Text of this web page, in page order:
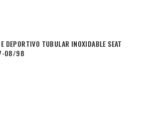
DEPORTIVO TUBULAR INOXIDABLE SEAT
08/98